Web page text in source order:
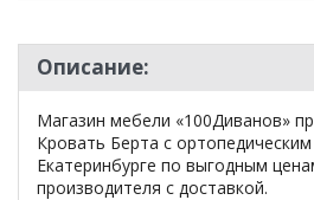
Описание:
Магазин мебели «100Диванов»
Кровать Берта с
Екатеринбурге по выгодным
производителя с доставкой.